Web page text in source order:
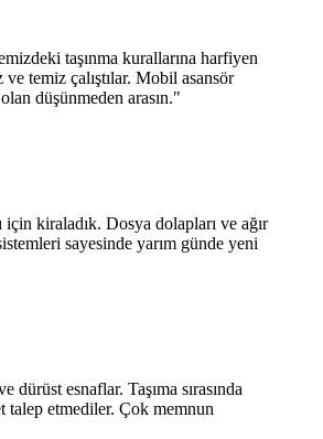
taşınma kurallarına harfiyen
temiz çalıştılar. Mobil asansör
düşünmeden arasın."
için kiraladık. Dosya dolapları ve ağır
sayesinde yarım günde yeni
dürüst esnaflar. Taşıma sırasında
talep etmediler. Çok memnun